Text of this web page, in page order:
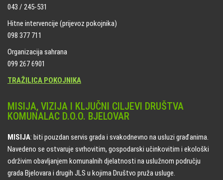
043 / 245-531
Hitne intervencije (prijevoz pokojnika)
098 377 711
Organizacija sahrana
099 267 6901
TRAŽILICA POKOJNIKA
MISIJA, VIZIJA I KLJUČNI CILJEVI DRUŠTVA
KOMUNALAC D.O.O. BJELOVAR
MISIJA: biti pouzdan servis grada i svakodnevno na usluzi građanima.
Navedeno se ostvaruje svrhovitim, gospodarski učinkovitim i ekološki
održivim obavljanjem komunalnih djelatnosti na uslužnom području
grada Bjelovara i drugih JLS u kojima Društvo pruža usluge.